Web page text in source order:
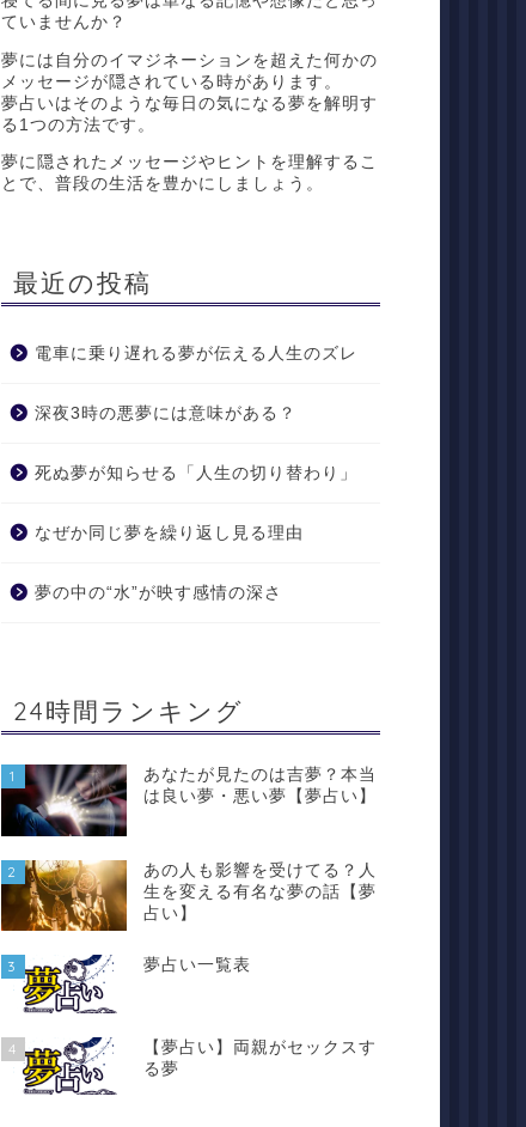
ていませんか？
夢には自分のイマジネーションを超えた何かの
メッセージが隠されている時があります。
夢占いはそのような毎日の気になる夢を解明す
る1つの方法です。
夢に隠されたメッセージやヒントを理解するこ
とで、普段の生活を豊かにしましょう。
最近の投稿
電車に乗り遅れる夢が伝える人生のズレ
深夜3時の悪夢には意味がある？
死ぬ夢が知らせる「人生の切り替わり」
なぜか同じ夢を繰り返し見る理由
夢の中の“水”が映す感情の深さ
24時間ランキング
1
あなたが見たのは吉夢？本当
は良い夢・悪い夢【夢占い】
2
あの人も影響を受けてる？人
生を変える有名な夢の話【夢
占い】
3 夢占い一覧表
4
【夢占い】両親がセックスす
る夢